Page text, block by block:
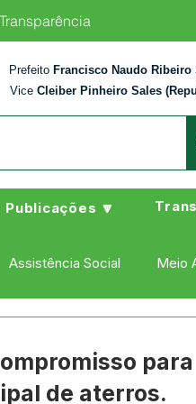
Prefeito Francisco Naudo Ribeiro
Vice Cleiber Pinheiro Sales
Publicações 🔽
Assistência Social Meio
e Finanças
para
de aterros.